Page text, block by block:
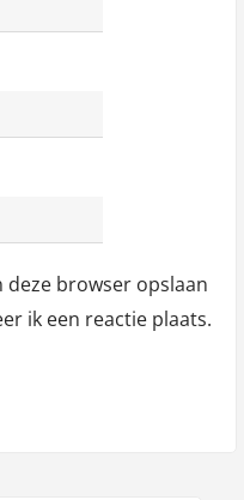
deze browser opslaan
ik een reactie plaats.